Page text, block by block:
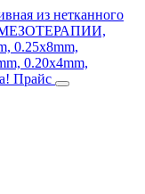
из нетканного
0.25x8mm,
0.20x4mm,
Прайс